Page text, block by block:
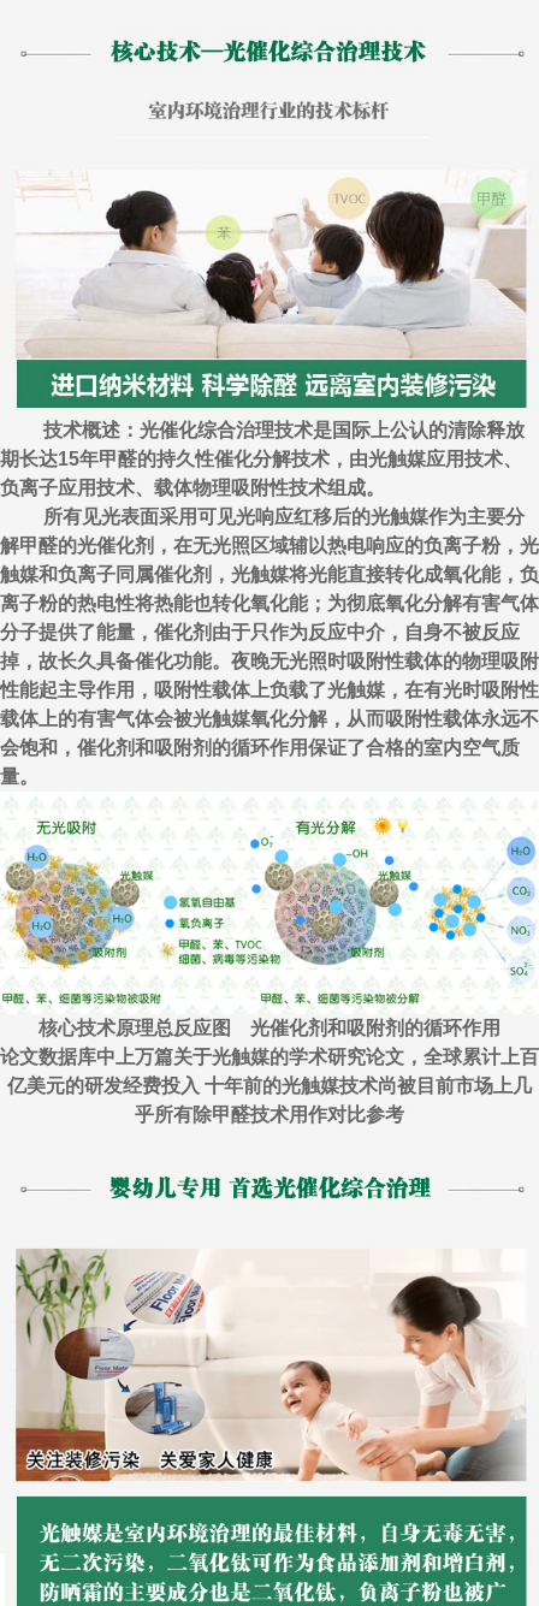
技术概述：光催化综合治理技术是国际上公认的清除释放
期长达15年甲醛的持久性催化分解技术，由光触媒应用技术、
负离子应用技术、载体物理吸附性技术组成。
所有见光表面采用可见光响应红移后的光触媒作为主要分
解甲醛的光催化剂，在无光照区域辅以热电响应的负离子粉，光
触媒和负离子同属催化剂，光触媒将光能直接转化成氧化能，负
离子粉的热电性将热能也转化氧化能；为彻底氧化分解有害气体
分子提供了能量，催化剂由于只作为反应中介，自身不被反应
掉，故长久具备催化功能。夜晚无光照时吸附性载体的物理吸附
性能起主导作用，吸附性载体上负载了光触媒，在有光时吸附性
载体上的有害气体会被光触媒氧化分解，从而吸附性载体永远不
会饱和，催化剂和吸附剂的循环作用保证了合格的室内空气质
量。
核心技术原理总反应图 光催化剂和吸附剂的循环作用
论文数据库中上万篇关于光触媒的学术研究论文，全球累计上百
亿美元的研发经费投入 十年前的光触媒技术尚被目前市场上几
乎所有除甲醛技术用作对比参考